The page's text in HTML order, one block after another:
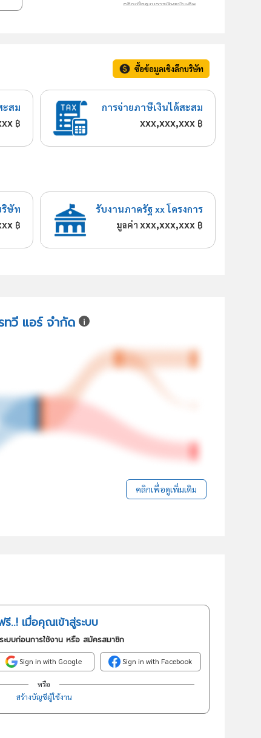
ซื้อข้อมูลเชิงลึกบริษัท
ะสม
฿
การจ่ายภาษีเงินได้สะสม
xxx,xxx,xxx ฿
ษัท
฿
รับงานภาครัฐ xx โครงการ
มูลค่าxxx,xxx,xxx ฿
วี แอร์ จำกัด
คลิกเพื่อดูเพิ่มเติม
..! เมื่อคุณเข้าสู่ระบบ
ะบบก่อนการใช้งาน หรือ สมัครสมาชิก
Sign in with Google Sign in with Facebook
หรือ
สร้างบัญชีผู้ใช้งาน